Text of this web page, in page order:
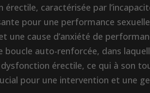
érectile, caractérisée par
pour une performance
une cause d’anxiété de
boucle auto-renforcée, dans
érectile, ce qui à son
pour une intervention et une